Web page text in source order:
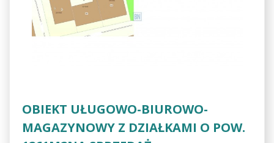
OBIEKT UŁUGOWO-BIUROWO-
MAGAZYNOWY Z DZIAŁKAMI O POW.